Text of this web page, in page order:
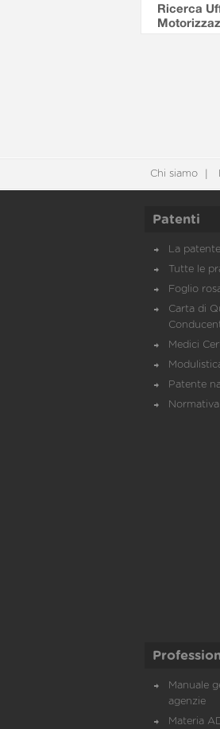
Ricerca
Chi siamo
Patenti
La
Tutte le
Foglio
Carta di
Medici
Patente
Normativa
Manuale
agenzie
Materia